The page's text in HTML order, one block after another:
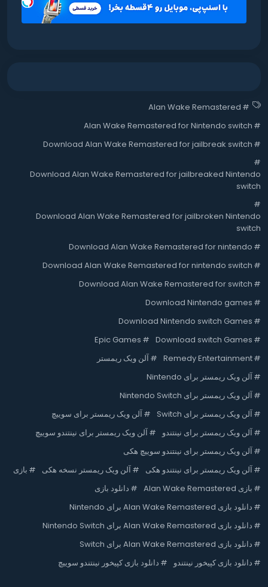
#
Alan Wake Remastered
#
Alan Wake Remastered for Nintendo switch
#
Download Alan Wake Remastered for jailbreak switch
#
Download Alan Wake Remastered for jailbreaked Nintendo
switch
#
Download Alan Wake Remastered for jailbroken Nintendo
switch
#
Download Alan Wake Remastered for nintendo
#
Download Alan Wake Remastered for nintendo switch
#
Download Alan Wake Remastered for switch
#
Download Nintendo games
#
Download Nintendo switch Games
#
Download switch Games
#
Epic Games
#
Remedy Entertainment
# آلن ویک ریمستر
# آلن ویک ریمستر برای Nintendo
# آلن ویک ریمستر برای Nintendo Switch
# آلن ویک ریمستر برای Switch # آلن ویک ریمستر برای سوییچ
# آلن ویک ریمستر برای نینتندو # آلن ویک ریمستر برای نینتندو سوییچ
# آلن ویک ریمستر برای نینتندو سوییچ هکی
# آلن ویک ریمستر برای نینتندو هکی # آلن ویک ریمستر نسخه هکی # بازی
# بازی Alan Wake Remastered # دانلود بازی
# دانلود بازی Alan Wake Remastered برای Nintendo
# دانلود بازی Alan Wake Remastered برای Nintendo Switch
# دانلود بازی Alan Wake Remastered برای Switch
# دانلود بازی کپیخور نینتندو # دانلود بازی کپیخور نینتندو سوییچ